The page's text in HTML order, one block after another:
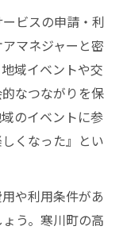
ビスの申請・利
マネジャーと密
域イベントや交
なつながりを保
のイベントに参
くなった』とい
や利用条件があ
う。寒川町の高